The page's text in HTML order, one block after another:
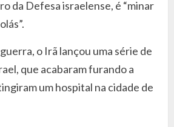
da Defesa israelense, é “minar
o Irã lançou uma série de
que acabaram furando a
um hospital na cidade de